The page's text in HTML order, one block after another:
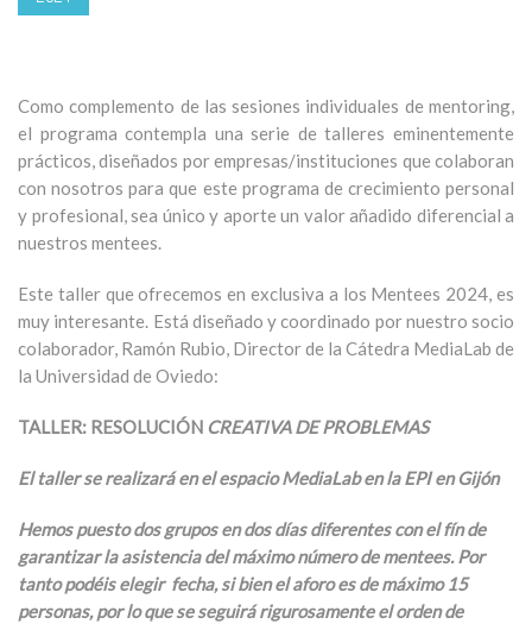
Como complemento de las sesiones individuales de mentoring,
el programa contempla una serie de talleres eminentemente
prácticos, diseñados por empresas/instituciones que colaboran
con nosotros para que este programa de crecimiento personal
y profesional, sea único y aporte un valor añadido diferencial a
nuestros mentees.
Este taller que ofrecemos en exclusiva a los Mentees 2024, es
muy interesante. Está diseñado y coordinado por nuestro socio
colaborador, Ramón Rubio, Director de la Cátedra MediaLab de
la Universidad de Oviedo:
TALLER: RESOLUCIÓN CREATIVA DE PROBLEMAS
El taller se realizará en el espacio MediaLab en la EPI en Gijón
Hemos puesto dos grupos en dos días diferentes con el fín de
garantizar la asistencia del máximo número de mentees. Por
tanto podéis elegir fecha, si bien el aforo es de máximo 15
personas, por lo que se seguirá rigurosamente el orden de